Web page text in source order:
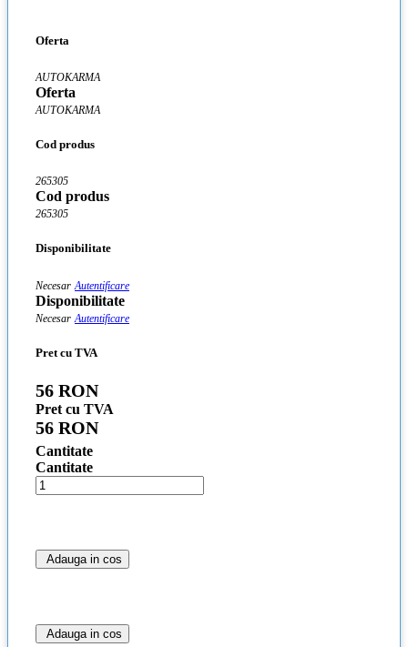
Oferta
AUTOKARMA
Oferta
AUTOKARMA
Cod produs
265305
Cod produs
265305
Disponibilitate
Necesar Autentificare
Disponibilitate
Necesar Autentificare
Pret cu TVA
56 RON
Pret cu TVA
56 RON
Cantitate
Cantitate
Adauga in cos
Adauga in cos